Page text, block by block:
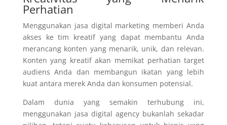
Perhatian
Menggunakan jasa digital marketing memberi Anda
akses ke tim kreatif yang dapat membantu Anda
merancang konten yang menarik, unik, dan relevan.
Konten yang kreatif akan memikat perhatian target
audiens Anda dan membangun ikatan yang lebih
kuat antara merek Anda dan konsumen potensial.
Dalam dunia yang semakin terhubung ini,
menggunakan jasa digital agency bukanlah sekadar